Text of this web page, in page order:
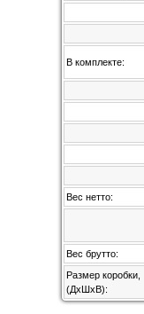
В комплекте:
Вес нетто:
Вес брутто:
Размер коробки,
(ДхШхВ):